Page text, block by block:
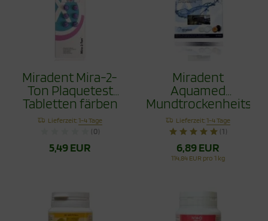
Miradent Mira-2-
Ton Plaquetest
Tabletten färben
Zahnbelege, 6
Stück
Lieferzeit:1-4 Tage
(0)
5,49 EUR
Miradent
Aquamed
mit Xylit 60g
Lieferzeit:1-4 Tage
(1)
6,89 EUR
114,84 EUR pro 1 kg